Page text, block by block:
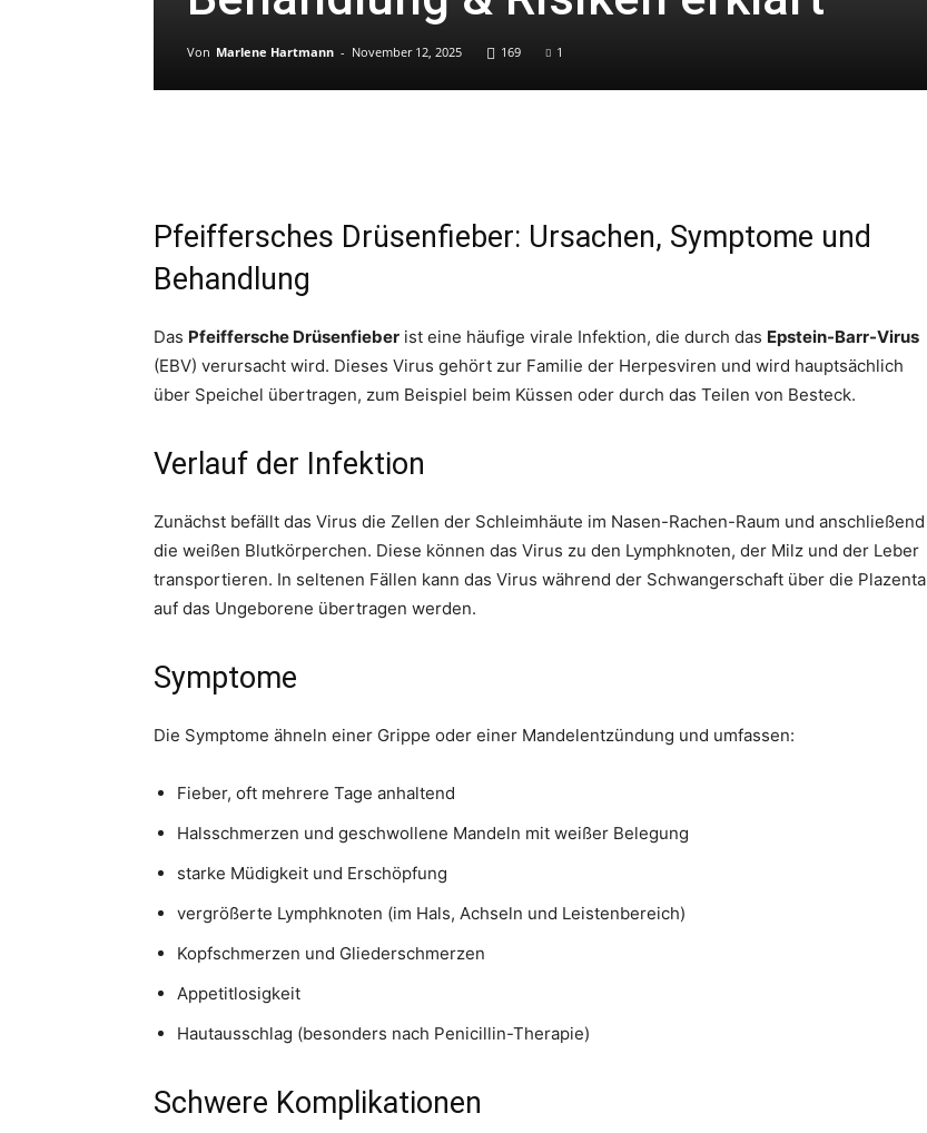
Von Marlene Hartmann - November 12, 2025 169 1
Pfeiffersches Drüsenfieber: Ursachen, Symptome und
Behandlung
Das Pfeiffersche Drüsenfieber ist eine häufige virale Infektion, die durch das Epstein-Barr-Virus
(EBV) verursacht wird. Dieses Virus gehört zur Familie der Herpesviren und wird hauptsächlich
über Speichel übertragen, zum Beispiel beim Küssen oder durch das Teilen von Besteck.
Verlauf der Infektion
Zunächst befällt das Virus die Zellen der Schleimhäute im Nasen-Rachen-Raum und anschließend
die weißen Blutkörperchen. Diese können das Virus zu den Lymphknoten, der Milz und der Leber
transportieren. In seltenen Fällen kann das Virus während der Schwangerschaft über die Plazenta
auf das Ungeborene übertragen werden.
Symptome
Die Symptome ähneln einer Grippe oder einer Mandelentzündung und umfassen:
Fieber, oft mehrere Tage anhaltend
Halsschmerzen und geschwollene Mandeln mit weißer Belegung
starke Müdigkeit und Erschöpfung
vergrößerte Lymphknoten (im Hals, Achseln und Leistenbereich)
Kopfschmerzen und Gliederschmerzen
Appetitlosigkeit
Hautausschlag (besonders nach Penicillin-Therapie)
Schwere Komplikationen